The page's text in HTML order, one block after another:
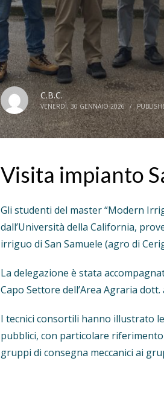
C.B.C.
VENERDÌ, 30 GENNAIO 2026 /
Visita impianto
Gli studenti del master “Modern
dall’Università della California,
irriguo di San Samuele (agro di
La delegazione è stata
Capo Settore dell’Area Agraria dott.
I tecnici consortili hanno illustrato
pubblici, con particolare
gruppi di consegna meccanici ai